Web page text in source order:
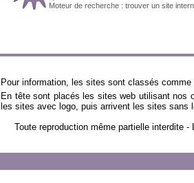
Moteur de recherche : trouver un site
Pour information, les sites sont classés comme
En tête sont placés les sites web utilisant nos
les sites avec logo, puis arrivent les sites sans
Toute reproduction même partielle interdite